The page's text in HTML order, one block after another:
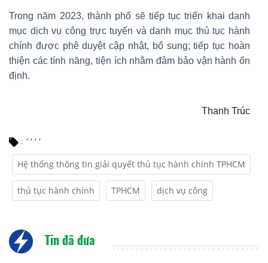
Trong năm 2023, thành phố sẽ tiếp tục triển khai danh
mục dịch vụ công trực tuyến và danh mục thủ tục hành
chính được phê duyệt cập nhật, bổ sung; tiếp tục hoàn
thiện các tính năng, tiện ích nhằm đảm bảo vận hành ổn
định.
Thanh Trúc
:
Hệ thống thông tin giải quyết thủ tục hành chính TPHCM
,
thủ tục hành chính
,
TPHCM
,
dịch vụ công
,
Tin đã đưa